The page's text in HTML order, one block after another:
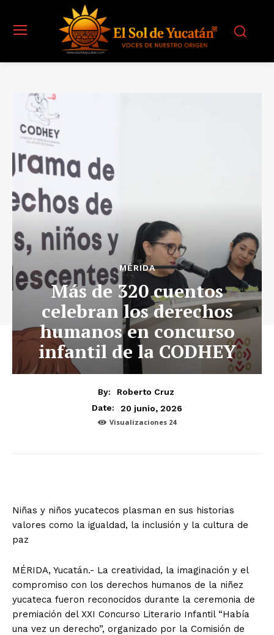
MÉRIDA
Más de 320 cuentos
celebran los derechos
humanos en concurso
infantil de la CODHEY
By:
Roberto Cruz
Date:
20 junio, 2026
Visualizaciones 24
Niñas y niños yucatecos plasman en sus historias
valores como la igualdad, la inclusión y la cultura de
paz
MÉRIDA, Yucatán.- La creatividad, la imaginación y el
compromiso con los derechos humanos de la niñez
yucateca fueron reconocidos durante la ceremonia de
premiación del XXI Concurso Literario Infantil “Había
una vez un derecho”, organizado por la Comisión de